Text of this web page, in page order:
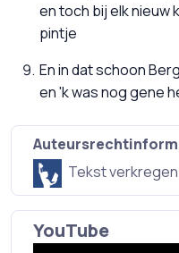
en toch bij elk nieuw
pintje
En in dat schoon
en 'k was nog gene
Tekst
YouTube